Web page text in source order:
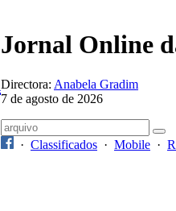
Jornal Online
Directora: Anabela Gradim
7 de agosto de 2026
· Classificados · Mobile ·